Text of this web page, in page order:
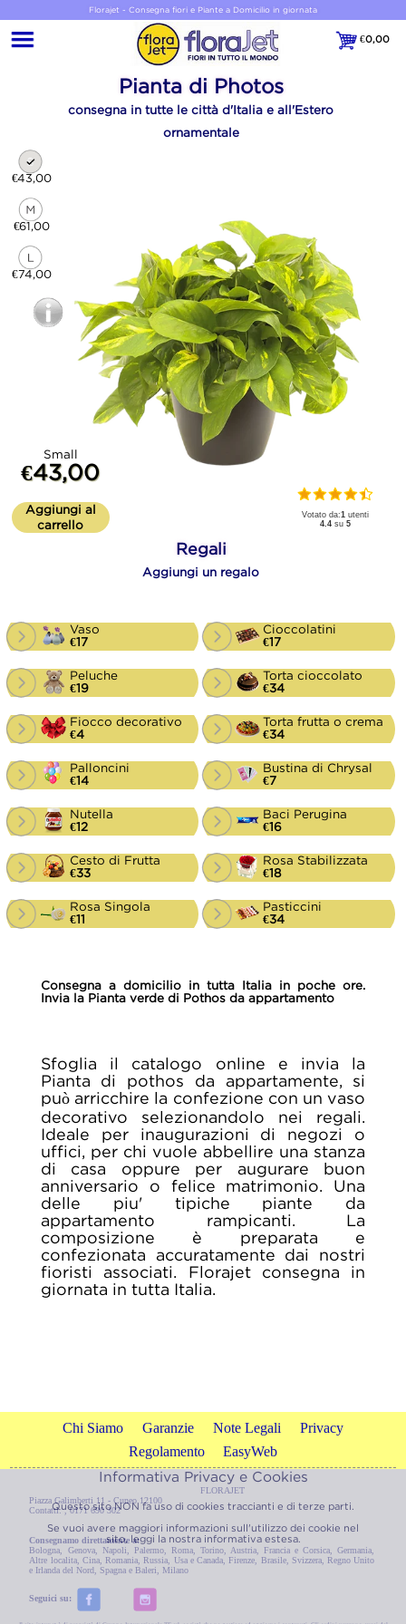
Florajet - Consegna fiori e Piante a Domicilio in giornata
€0,00
€0,00
Pianta di Photos
consegna in tutte le città d'Italia e all'Estero
ornamentale
€43,00
€61,00
€74,00
Small
€43,00
Aggiungi al
carrello
Votato da:1 utenti
4.4 su5
Regali
Aggiungi un regalo
Vaso
€17
Peluche
€19
Fiocco decorativo
€4
Palloncini
€14
Nutella
€12
Cesto di Frutta
€33
Rosa Singola
€11
Cioccolatini
€17
Torta cioccolato
€34
Torta frutta o crema
€34
Bustina di Chrysal
€7
Baci Perugina
€16
Rosa Stabilizzata
€18
Pasticcini
€34
Consegna a domicilio in tutta Italia in poche ore.
Invia la Pianta verde di Pothos da appartamento
Sfoglia il catalogo online e invia la
Pianta di pothos da appartamente, si
può arricchire la confezione con un vaso
decorativo selezionandolo nei regali.
Ideale per inaugurazioni di negozi o
uffici, per chi vuole abbellire una stanza
di casa oppure per augurare buon
anniversario o felice matrimonio. Una
delle piu' tipiche piante da
appartamento rampicanti. La
composizione è preparata e
confezionata accuratamente dai nostri
fioristi associati. Florajet consegna in
giornata in tutta Italia.
Chi Siamo Garanzie Note Legali
Privacy
Regolamento
EasyWeb
FLORAJET
Piazza Galimberti 11 - Cuneo 12100
Contatti: , 0171 690 302
Consegnamo direttamente a:
Bologna
Genova, Napoli Palermo, Roma, Torino, Austria Francia e Corsica ,Germania
Altre localita, Cina, Romania Russia Usa e Canada Firenze Brasile, Svizzera, Regno Unito
e Irlanda del Nord
Spagna e Baleri Milano
Seguici su:
Informativa Privacy e Cookies
Questo sito NON fa uso di cookies traccianti e di terze parti.
Se vuoi avere maggiori informazioni sull'utilizzo dei cookie nel
sito, leggi la nostra informativa estesa.